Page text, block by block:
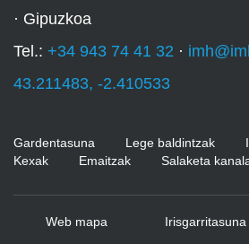
· Gipuzkoa
Tel.: +34 943 74 41 32 ·
43.211483, -2.410533
Gardentasuna Lege baldintzak
Kexak
Emaitzak Salaketa
Web mapa Irisgarritasuna